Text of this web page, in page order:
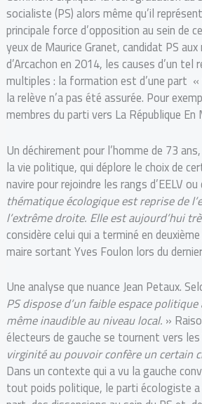
socialiste (PS) alors même qu’il
principale force d’opposition au sein de
yeux de Maurice Granet, candidat PS
d’Arcachon en 2014, les causes d’un
multiples : la formation est d’une part
la relève n’a pas été assurée. Pour
membres du parti vers La République En
Un déchirement pour l’homme de 73
la vie politique, qui déplore le choix de
navire pour rejoindre les rangs d’EELV
thématique écologiqueestreprise de
l’extrême droite. Elle est aujourd’hui
considère celui qui a terminé en
maire sortant Yves Foulon lors du
Une analyse que nuance Jean Petaux.
PS dispose d’un faible espace
même inaudible au niveau local. »
électeurs de gauche se tournent vers
virginité au pouvoir confère un certain
Dans un contexte qui a vu la gauche
tout poids politique, le parti écologiste a